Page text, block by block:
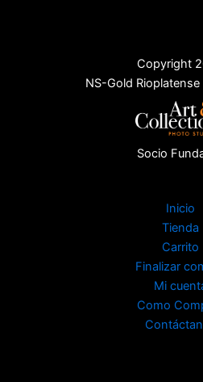
Copyright
NS-Gold
Socio
Inicio
Tienda
Carrito
Finalizar
Mi
Como